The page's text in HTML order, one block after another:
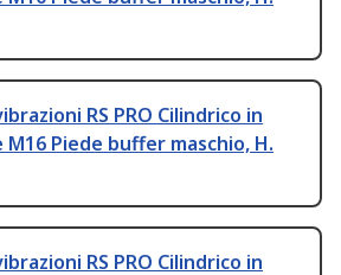
RS PRO Cilindrico in
Piede buffer maschio, H.
RS PRO Cilindrico in